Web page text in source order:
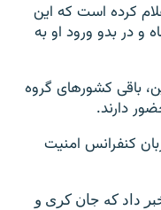
کرده است که اين
جمعه، ۱۷ بهمن‌ماه و در بدو ورود او به
باقی کشورهای گروه
کنفرانس امنيت
داد که جان کری و